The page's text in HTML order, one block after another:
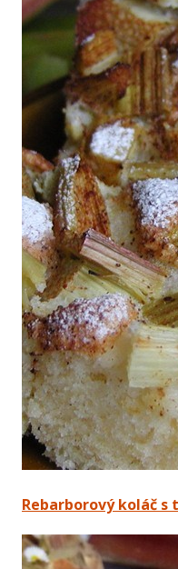
Rebarborový koláč